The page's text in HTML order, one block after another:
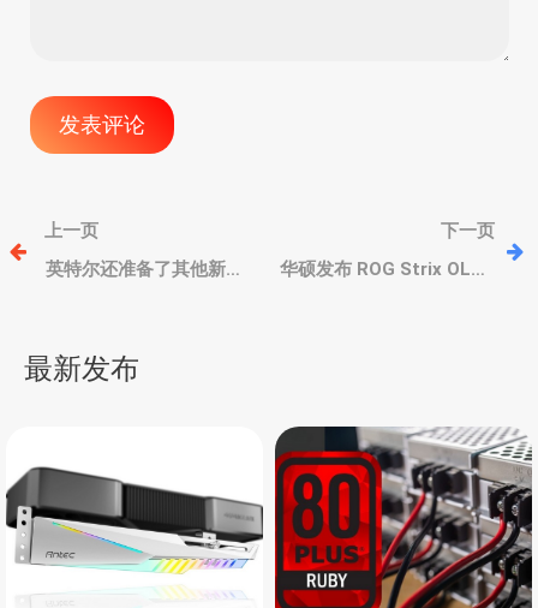
文
章
航
上一页
英特尔还准备了其他新
下一页
华硕发布 ROG Strix OLED
最新发布